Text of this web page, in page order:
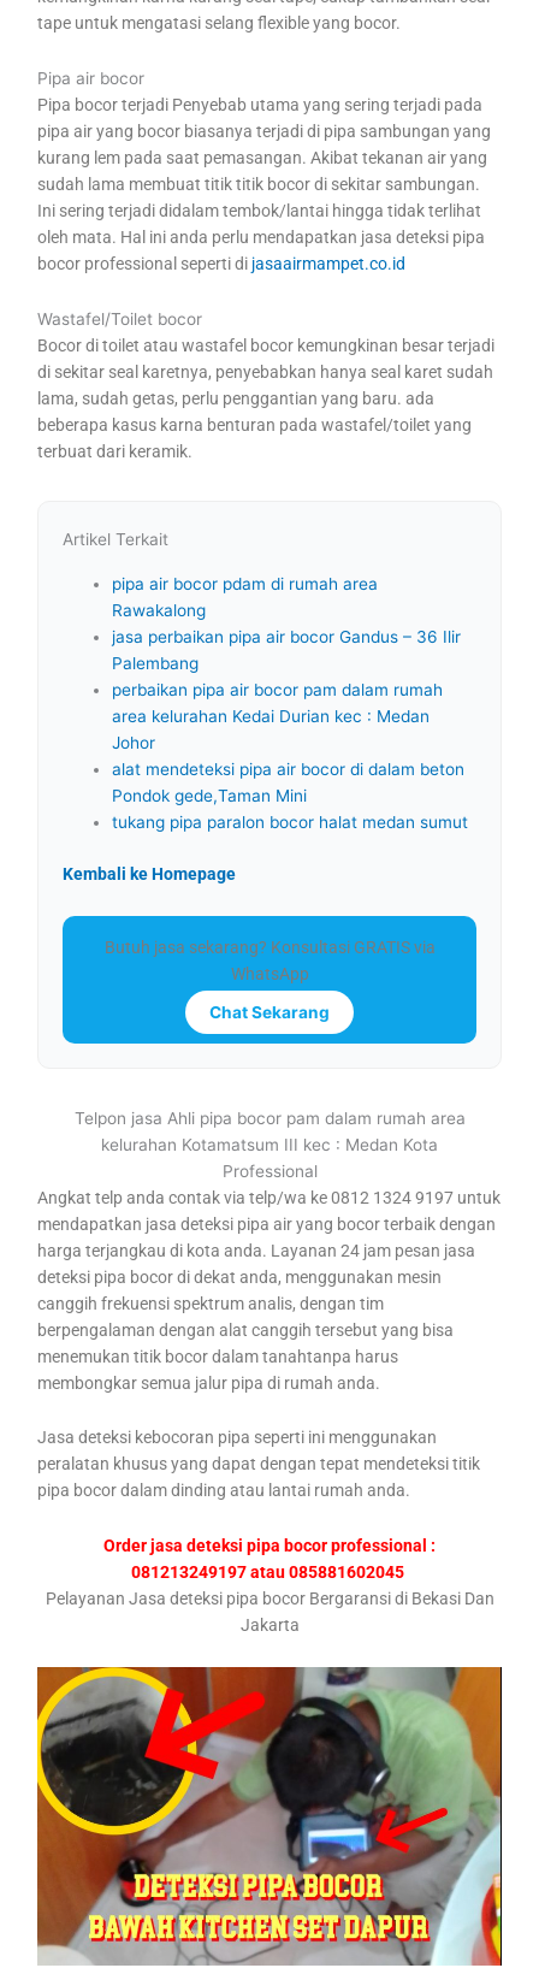
tape untuk mengatasi selang flexible yang bocor.
Pipa air bocor
Pipa bocor terjadi Penyebab utama yang sering terjadi pada
pipa air yang bocor biasanya terjadi di pipa sambungan yang
kurang lem pada saat pemasangan. Akibat tekanan air yang
sudah lama membuat titik titik bocor di sekitar sambungan.
Ini sering terjadi didalam tembok/lantai hingga tidak terlihat
oleh mata. Hal ini anda perlu mendapatkan jasa deteksi pipa
bocor professional seperti di jasaairmampet.co.id
Wastafel/Toilet bocor
Bocor di toilet atau wastafel bocor kemungkinan besar terjadi
di sekitar seal karetnya, penyebabkan hanya seal karet sudah
lama, sudah getas, perlu penggantian yang baru. ada
beberapa kasus karna benturan pada wastafel/toilet yang
terbuat dari keramik.
Artikel Terkait
pipa air bocor pdam di rumah area
Rawakalong
jasa perbaikan pipa air bocor Gandus – 36 Ilir
Palembang
perbaikan pipa air bocor pam dalam rumah
area kelurahan Kedai Durian kec : Medan
Johor
alat mendeteksi pipa air bocor di dalam beton
Pondok gede,Taman Mini
tukang pipa paralon bocor halat medan sumut
Kembali ke Homepage
Butuh jasa sekarang? Konsultasi GRATIS via
WhatsApp
Chat Sekarang
Telpon jasa Ahli pipa bocor pam dalam rumah area
kelurahan Kotamatsum III kec : Medan Kota
Professional
Angkat telp anda contak via telp/wa ke 0812 1324 9197 untuk
mendapatkan jasa deteksi pipa air yang bocor terbaik dengan
harga terjangkau di kota anda. Layanan 24 jam pesan jasa
deteksi pipa bocor di dekat anda, menggunakan mesin
canggih frekuensi spektrum analis, dengan tim
berpengalaman dengan alat canggih tersebut yang bisa
menemukan titik bocor dalam tanahtanpa harus
membongkar semua jalur pipa di rumah anda.
Jasa deteksi kebocoran pipa seperti ini menggunakan
peralatan khusus yang dapat dengan tepat mendeteksi titik
pipa bocor dalam dinding atau lantai rumah anda.
Order jasa deteksi pipa bocor professional :
081213249197 atau 085881602045
Pelayanan Jasa deteksi pipa bocor Bergaransi di Bekasi Dan
Jakarta